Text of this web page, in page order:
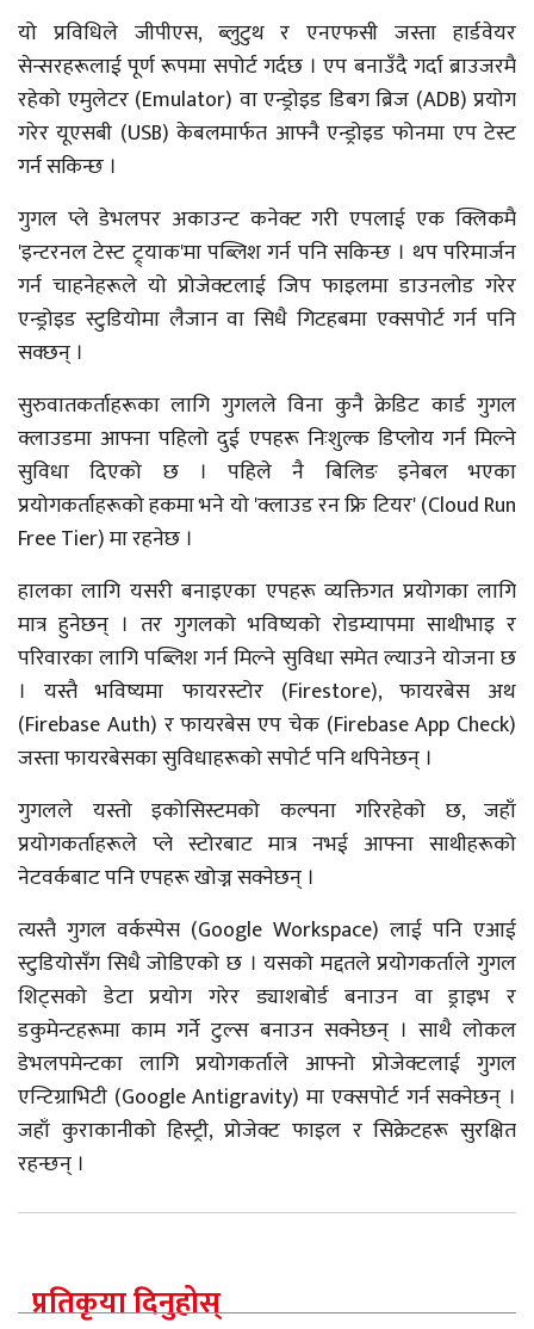
यो प्रविधिले जीपीएस, ब्लुटुथ र एनएफसी जस्ता हार्डवेयर
सेन्सरहरूलाई पूर्ण रूपमा सपोर्ट गर्दछ । एप बनाउँदै गर्दा ब्राउजरमै
रहेको एमुलेटर (Emulator) वा एन्ड्रोइड डिबग ब्रिज (ADB) प्रयोग
गरेर यूएसबी (USB) केबलमार्फत आफ्नै एन्ड्रोइड फोनमा एप टेस्ट
गर्न सकिन्छ ।
गुगल प्ले डेभलपर अकाउन्ट कनेक्ट गरी एपलाई एक क्लिकमै
'इन्टरनल टेस्ट ट्र्याक'मा पब्लिश गर्न पनि सकिन्छ । थप परिमार्जन
गर्न चाहनेहरूले यो प्रोजेक्टलाई जिप फाइलमा डाउनलोड गरेर
एन्ड्रोइड स्टुडियोमा लैजान वा सिधै गिटहबमा एक्सपोर्ट गर्न पनि
सक्छन् ।
सुरुवातकर्ताहरूका लागि गुगलले विना कुनै क्रेडिट कार्ड गुगल
क्लाउडमा आफ्ना पहिलो दुई एपहरू निःशुल्क डिप्लोय गर्न मिल्ने
सुविधा दिएको छ । पहिले नै बिलिङ इनेबल भएका
प्रयोगकर्ताहरूको हकमा भने यो 'क्लाउड रन फ्रि टियर' (Cloud Run
Free Tier) मा रहनेछ ।
हालका लागि यसरी बनाइएका एपहरू व्यक्तिगत प्रयोगका लागि
मात्र हुनेछन् । तर गुगलको भविष्यको रोडम्यापमा साथीभाइ र
परिवारका लागि पब्लिश गर्न मिल्ने सुविधा समेत ल्याउने योजना छ
। यस्तै भविष्यमा फायरस्टोर (Firestore), फायरबेस अथ
(Firebase Auth) र फायरबेस एप चेक (Firebase App Check)
जस्ता फायरबेसका सुविधाहरूको सपोर्ट पनि थपिनेछन् ।
गुगलले यस्तो इकोसिस्टमको कल्पना गरिरहेको छ, जहाँ
प्रयोगकर्ताहरूले प्ले स्टोरबाट मात्र नभई आफ्ना साथीहरूको
नेटवर्कबाट पनि एपहरू खोज्न सक्नेछन् ।
त्यस्तै गुगल वर्कस्पेस (Google Workspace) लाई पनि एआई
स्टुडियोसँग सिधै जोडिएको छ । यसको मद्दतले प्रयोगकर्ताले गुगल
शिट्सको डेटा प्रयोग गरेर ड्याशबोर्ड बनाउन वा ड्राइभ र
डकुमेन्टहरूमा काम गर्ने टुल्स बनाउन सक्नेछन् । साथै लोकल
डेभलपमेन्टका लागि प्रयोगकर्ताले आफ्नो प्रोजेक्टलाई गुगल
एन्टिग्राभिटी (Google Antigravity) मा एक्सपोर्ट गर्न सक्नेछन् ।
जहाँ कुराकानीको हिस्ट्री, प्रोजेक्ट फाइल र सिक्रेटहरू सुरक्षित
रहन्छन् ।
प्रतिकृया दिनुहोस्